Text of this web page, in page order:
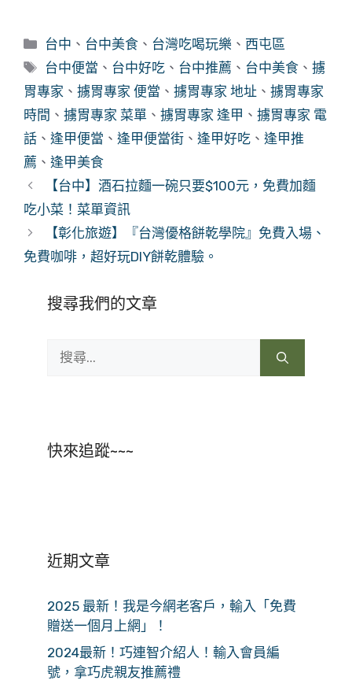
分
類
台中 、 台中美食 、 台灣吃喝玩樂 、 西屯區
標
籤
台中便當 、 台中好吃 、 台中推薦 、 台中美食 、擄
胃專家 、 擄胃專家 便當 、 擄胃專家 地址 、 擄胃專家
時間 、 擄胃專家 菜單 、 擄胃專家 逢甲 、 擄胃專家 電
話 、 逢甲便當 、 逢甲便當街 、 逢甲好吃 、 逢甲推
薦 、 逢甲美食
【台中】酒石拉麵一碗只要$100元，免費加麵
吃小菜！菜單資訊
【彰化旅遊】『台灣優格餅乾學院』免費入場、
免費咖啡，超好玩DIY餅乾體驗。
搜尋我們的文章
尋:
快來追蹤~~~
近期文章
2025 最新！我是今網老客戶，輸入「免費
贈送一個月上網」！
2024最新！巧連智介紹人！輸入會員編
號，拿巧虎親友推薦禮